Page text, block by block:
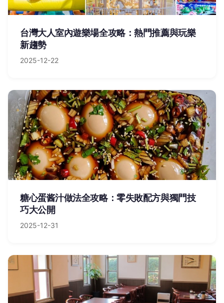
台灣大人室內遊樂場全攻略：熱門推薦與玩樂
新趨勢
2025-12-22
糖心蛋酱汁做法全攻略：零失敗配方與獨門技
巧大公開
2025-12-31